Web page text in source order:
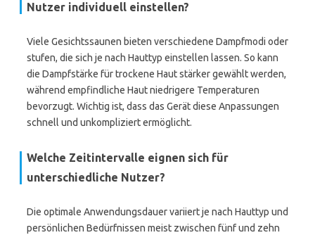
Nutzer individuell einstellen?
Viele Gesichtssaunen bieten verschiedene Dampfmodi oder
stufen, die sich je nach Hauttyp einstellen lassen. So kann
die Dampfstärke für trockene Haut stärker gewählt werden,
während empfindliche Haut niedrigere Temperaturen
bevorzugt. Wichtig ist, dass das Gerät diese Anpassungen
schnell und unkompliziert ermöglicht.
Welche Zeitintervalle eignen sich für
unterschiedliche Nutzer?
Die optimale Anwendungsdauer variiert je nach Hauttyp und
persönlichen Bedürfnissen meist zwischen fünf und zehn